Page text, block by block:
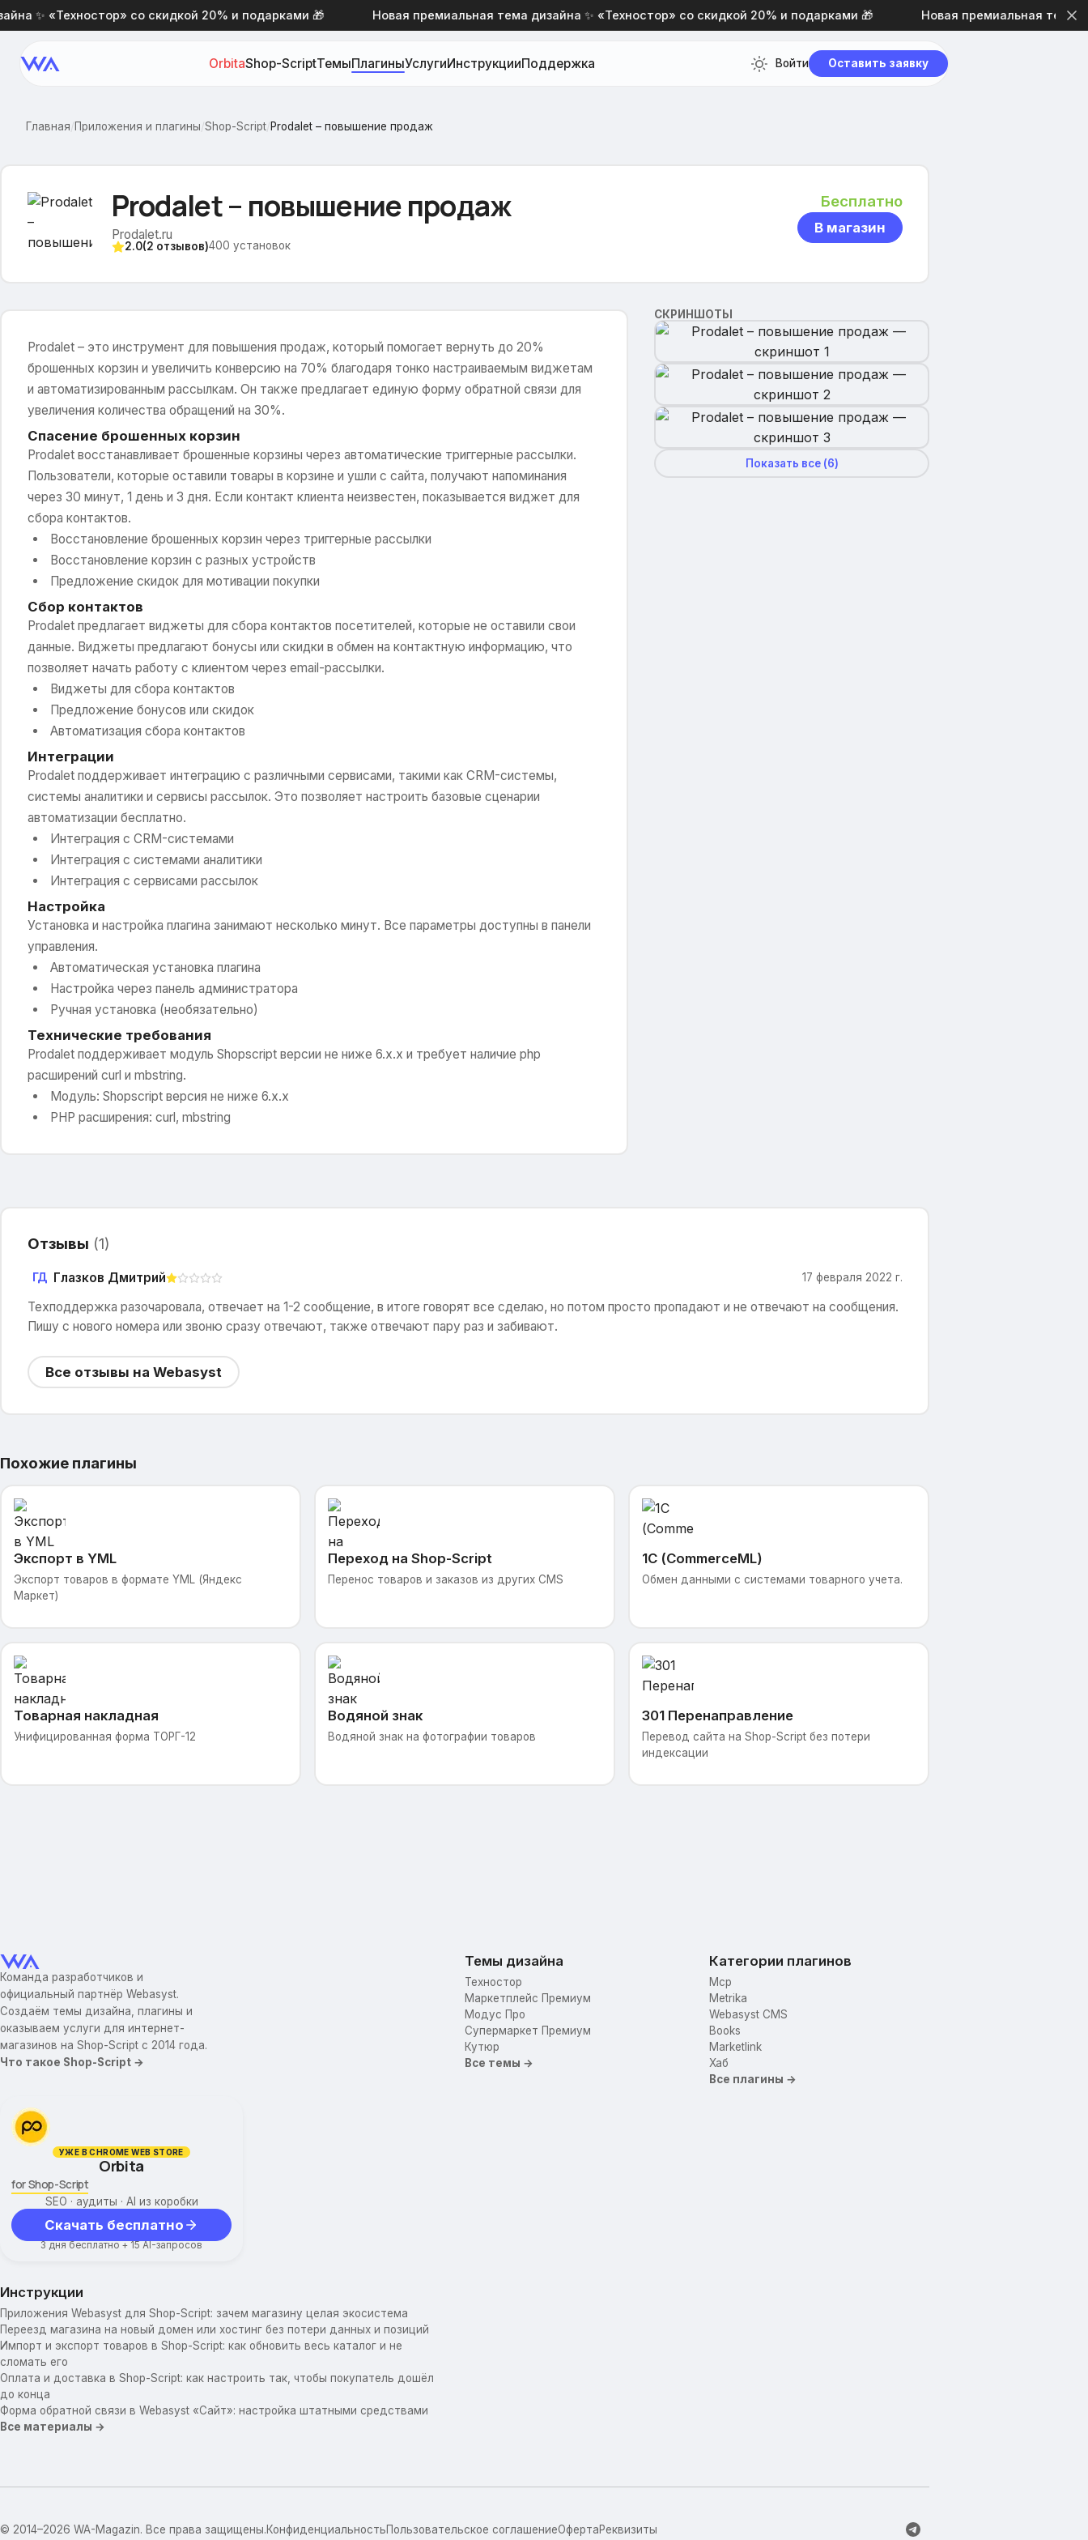
✨ «Техностор» со скидкой 20% и подарками 🎁 Новая премиальная тема дизайна ✨ «Техностор» со скидкой 20% и подарками 🎁 Новая премиальная тема
OrbitaShop-ScriptТемыПлагиныУслугиИнструкцииПоддержка Войти Оставить заявку
Главная/Приложения и плагины/Shop-Script/Prodalet – повышение продаж
Prodalet – повышение продаж
Prodalet.ru
2.0(2 отзывов)400 установок
Бесплатно
В магазин
Prodalet – это инструмент для повышения продаж, который помогает вернуть до 20%
брошенных корзин и увеличить конверсию на 70% благодаря тонко настраиваемым виджетам
и автоматизированным рассылкам. Он также предлагает единую форму обратной связи для
увеличения количества обращений на 30%.
Спасение брошенных корзин
Prodalet восстанавливает брошенные корзины через автоматические триггерные рассылки.
Пользователи, которые оставили товары в корзине и ушли с сайта, получают напоминания
через 30 минут, 1 день и 3 дня. Если контакт клиента неизвестен, показывается виджет для
сбора контактов.
Восстановление брошенных корзин через триггерные рассылки
Восстановление корзин с разных устройств
Предложение скидок для мотивации покупки
Сбор контактов
Prodalet предлагает виджеты для сбора контактов посетителей, которые не оставили свои
данные. Виджеты предлагают бонусы или скидки в обмен на контактную информацию, что
позволяет начать работу с клиентом через email-рассылки.
Виджеты для сбора контактов
Предложение бонусов или скидок
Автоматизация сбора контактов
Интеграции
Prodalet поддерживает интеграцию с различными сервисами, такими как CRM-системы,
системы аналитики и сервисы рассылок. Это позволяет настроить базовые сценарии
автоматизации бесплатно.
Интеграция с CRM-системами
Интеграция с системами аналитики
Интеграция с сервисами рассылок
Настройка
Установка и настройка плагина занимают несколько минут. Все параметры доступны в панели
управления.
Автоматическая установка плагина
Настройка через панель администратора
Ручная установка (необязательно)
Технические требования
Prodalet поддерживает модуль Shopscript версии не ниже 6.x.x и требует наличие php
расширений curl и mbstring.
Модуль: Shopscript версия не ниже 6.x.x
PHP расширения: curl, mbstring
СКРИНШОТЫ
Показать все (6)
Отзывы (1)
ГД Глазков Дмитрий 17 февраля 2022 г.
Техподдержка разочаровала, отвечает на 1-2 сообщение, в итоге говорят все сделаю, но потом просто пропадают и не отвечают на сообщения.
Пишу с нового номера или звоню сразу отвечают, также отвечают пару раз и забивают.
Все отзывы на Webasyst
Похожие плагины
Экспорт в YML
Экспорт товаров в формате YML (Яндекс
Маркет)
Переход на Shop-Script
Перенос товаров и заказов из других CMS
1С (CommerceML)
Обмен данными с системами товарного учета.
Товарная накладная
Унифицированная форма ТОРГ-12
Водяной знак
Водяной знак на фотографии товаров
301 Перенаправление
Перевод сайта на Shop-Script без потери
индексации
Команда разработчиков и
официальный партнёр Webasyst.
Создаём темы дизайна, плагины и
оказываем услуги для интернет-
магазинов на Shop-Script с 2014 года.
Что такое Shop-Script →
УЖЕ В CHROME WEB STORE
Orbita
for Shop-Script
SEO · аудиты · AI из коробки
Скачать бесплатно
3 дня бесплатно + 15 AI-запросов
Темы дизайна
Техностор
Маркетплейс Премиум
Модус Про
Супермаркет Премиум
Кутюр
Все темы →
Категории плагинов
Mcp
Metrika
Webasyst CMS
Books
Marketlink
Хаб
Все плагины →
Инструкции
Приложения Webasyst для Shop-Script: зачем магазину целая экосистема
Переезд магазина на новый домен или хостинг без потери данных и позиций
Импорт и экспорт товаров в Shop-Script: как обновить весь каталог и не
сломать его
Оплата и доставка в Shop-Script: как настроить так, чтобы покупатель дошёл
до конца
Форма обратной связи в Webasyst «Сайт»: настройка штатными средствами
Все материалы →
© 2014–2026 WA-Magazin. Все права защищены.КонфиденциальностьПользовательское соглашениеОфертаРеквизиты